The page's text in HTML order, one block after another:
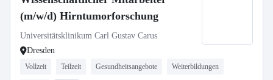
(m/w/d) Hirntumorforschung
Universitätsklinikum Carl Gustav Carus
Dresden
Vollzeit Teilzeit Gesundheitsangebote Weiterbildungen